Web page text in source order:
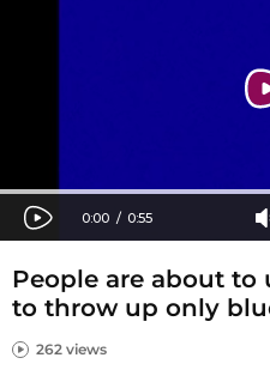
People are about
to throw up only
262 views